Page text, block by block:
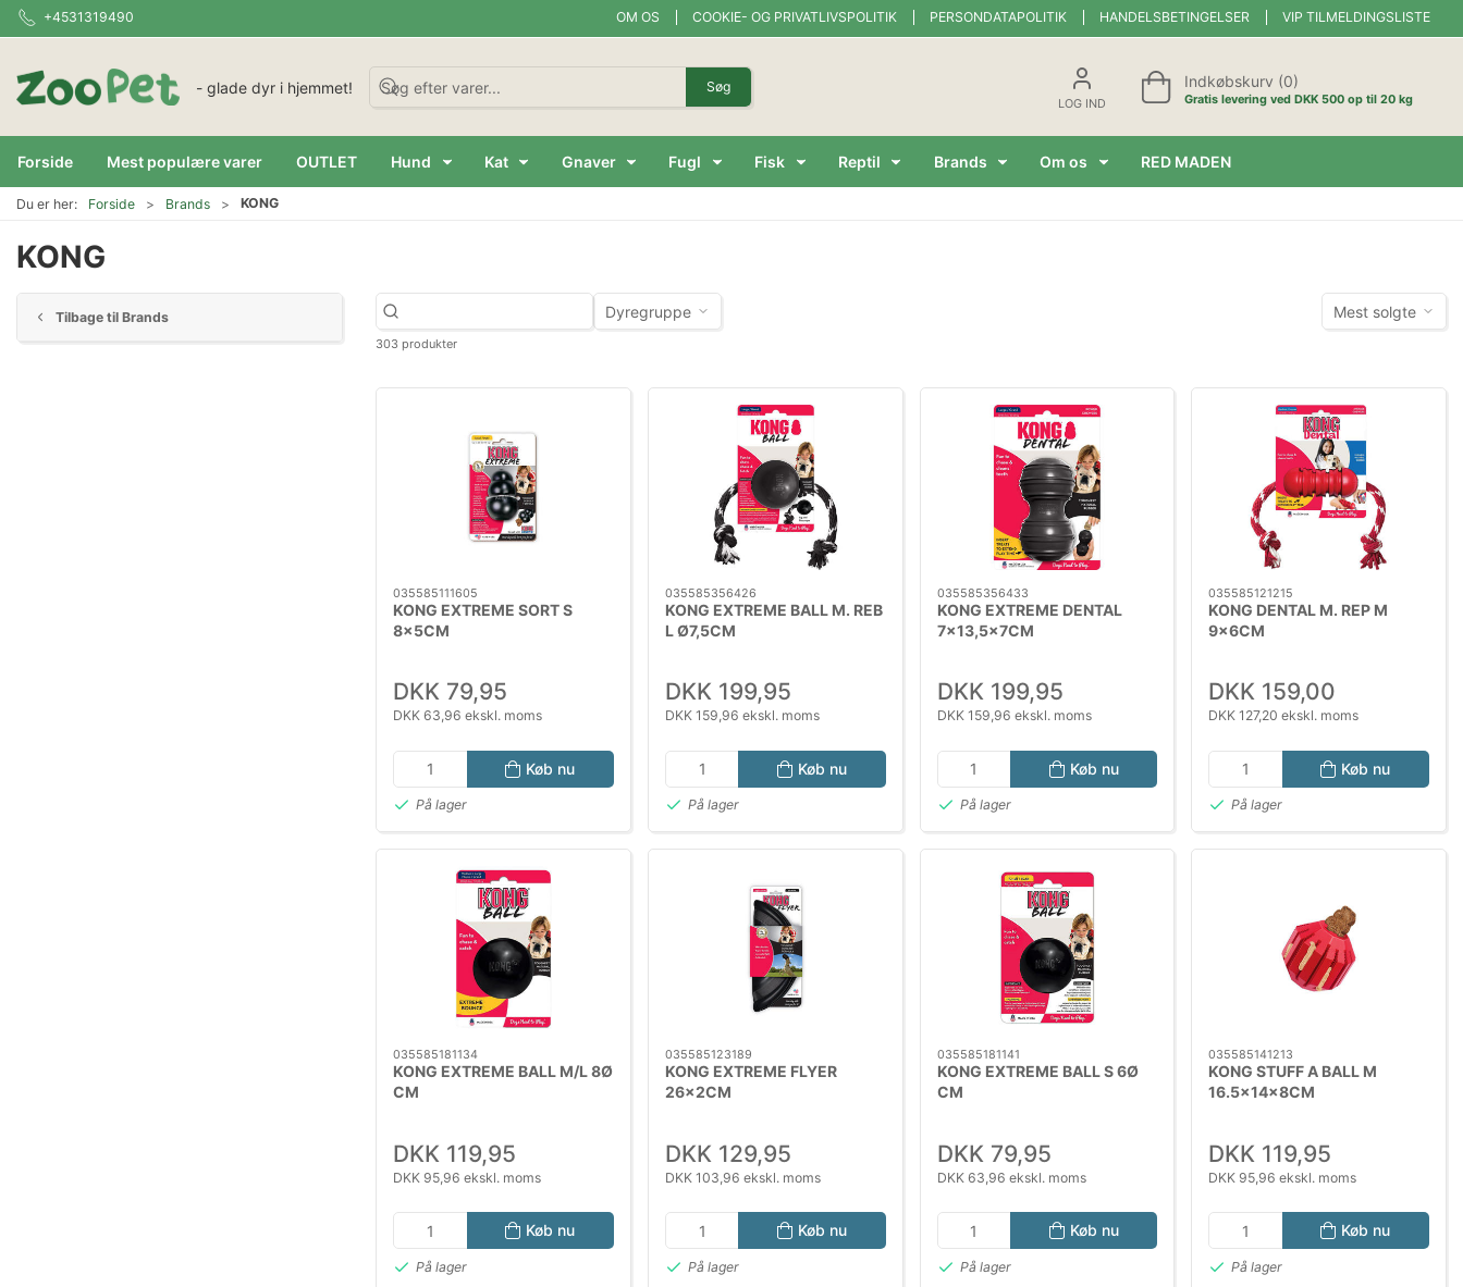
+4531319490 OM OS COOKIE- OG PRIVATLIVSPOLITIK PERSONDATAPOLITIK HANDELSBETINGELSER VIP TILMELDINGSLISTE
- glade dyr i hjemmet! Søg
LOG IND
Indkøbskurv (0)
Gratis levering ved DKK 500 op til 20 kg
Forside Mest populære varer OUTLET Hund Kat Gnaver Fugl Fisk Reptil Brands Om os RED MADEN
Du er her: Forside Brands KONG
KONG
Tilbage til Brands Dyregruppe Mest solgte
303 produkter
035585111605
KONG EXTREME SORT S
8x5CM
DKK 79,95
DKK 63,96 ekskl. moms
Køb nu
På lager
035585356426
KONG EXTREME BALL M. REB
L Ø7,5CM
DKK 199,95
DKK 159,96 ekskl. moms
Køb nu
På lager
035585356433
KONG EXTREME DENTAL
7x13,5x7CM
DKK 199,95
DKK 159,96 ekskl. moms
Køb nu
På lager
035585121215
KONG DENTAL M. REP M
9x6CM
DKK 159,00
DKK 127,20 ekskl. moms
Køb nu
På lager
035585181134
KONG EXTREME BALL M/L 8Ø
CM
DKK 119,95
DKK 95,96 ekskl. moms
Køb nu
På lager
035585123189
KONG EXTREME FLYER
26x2CM
DKK 129,95
DKK 103,96 ekskl. moms
Køb nu
På lager
035585181141
KONG EXTREME BALL S 6Ø
CM
DKK 79,95
DKK 63,96 ekskl. moms
Køb nu
På lager
035585141213
KONG STUFF A BALL M
16.5x14x8CM
DKK 119,95
DKK 95,96 ekskl. moms
Køb nu
På lager